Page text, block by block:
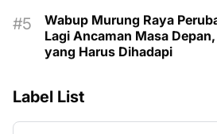
Wabup Murung Raya
Lagi Ancaman Masa
yang Harus Dihadapi
Label List